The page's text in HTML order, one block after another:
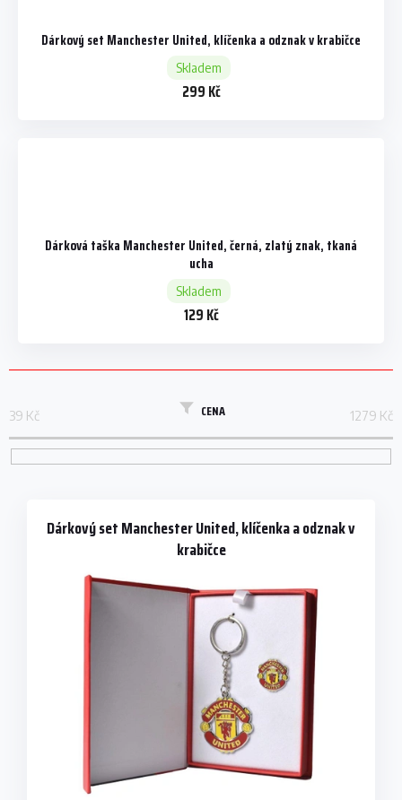
Dárkový set Manchester United, klíčenka a odznak v krabičce
Skladem
299 Kč
Dárková taška Manchester United, černá, zlatý znak, tkaná
ucha
Skladem
129 Kč
CENA
39 Kč 1279 Kč
Dárkový set Manchester United, klíčenka a odznak v
krabičce